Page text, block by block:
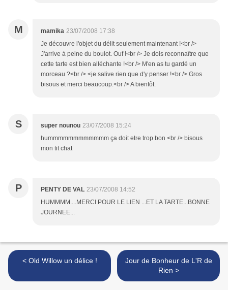
M mamika 23/07/2008 17:38
Je découvre l'objet du délit seulement maintenant !<br />
J'arrive à peine du boulot. Ouf !<br /> Je dois reconnaître que
cette tarte est bien alléchante !<br /> M'en as tu gardé un
morceau ?<br /> <je salive rien que d'y penser !<br /> Gros
bisous et merci beaucoup.<br /> A bientôt.
S super nounou 23/07/2008 15:24
hummmmmmmmmmmm ça doit etre trop bon <br /> bisous
mon tit chat
P PENTY DE VAL 23/07/2008 14:52
HUMMMM....MERCI POUR LE LIEN ...ET LA TARTE...BONNE
JOURNEE...
< Old Willow un délice !
Jour de Bonheur de L'R de
Rien >